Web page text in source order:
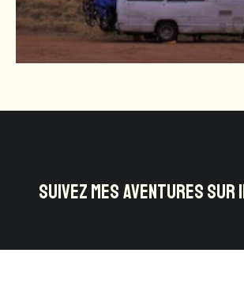
SUIVEZ MES AVENTURES SUR